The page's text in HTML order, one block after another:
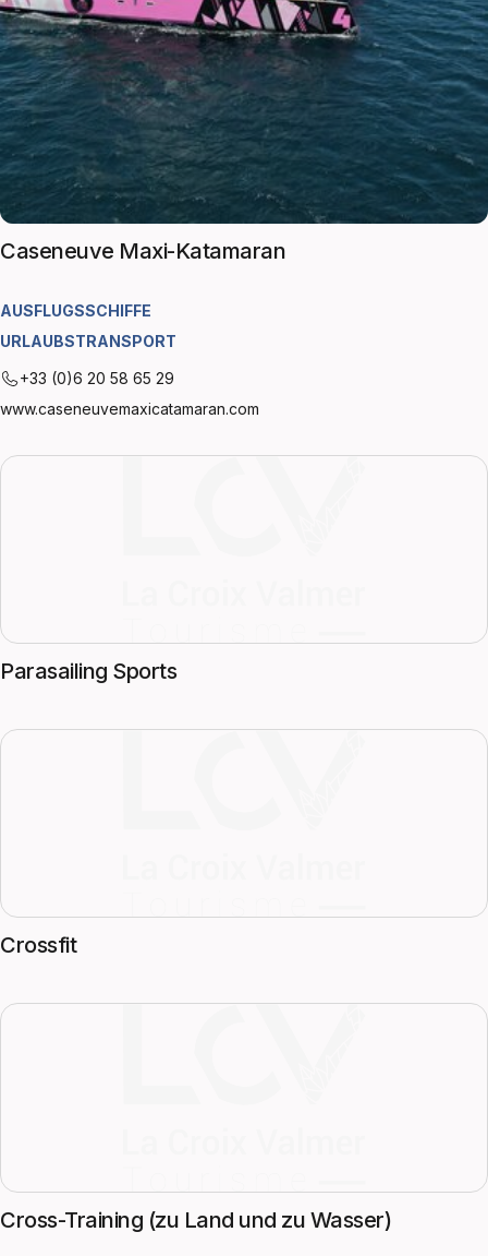
Caseneuve Maxi-Katamaran
AUSFLUGSSCHIFFE
URLAUBSTRANSPORT
+33 (0)6 20 58 65 29
www.caseneuvemaxicatamaran.com
Parasailing Sports
Crossfit
Cross-Training (zu Land und zu Wasser)